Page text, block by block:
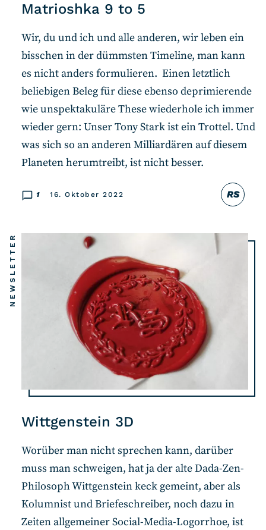
Matrioshka 9 to 5
RS
1 16. Oktober 2022
Wir, du und ich und alle anderen, wir leben ein
bisschen in der dümmsten Timeline, man kann
es nicht anders formulieren. Einen letztlich
beliebigen Beleg für diese ebenso deprimierende
wie unspektakuläre These wiederhole ich immer
wieder gern: Unser Tony Stark ist ein Trottel. Und
was sich so an anderen Milliardären auf diesem
Planeten herumtreibt, ist nicht besser.
Wittgenstein 3D
NEWSLETTER
Worüber man nicht sprechen kann, darüber
muss man schweigen, hat ja der alte Dada-Zen-
Philosoph Wittgenstein keck gemeint, aber als
Kolumnist und Briefeschreiber, noch dazu in
Zeiten allgemeiner Social-Media-Logorrhoe, ist